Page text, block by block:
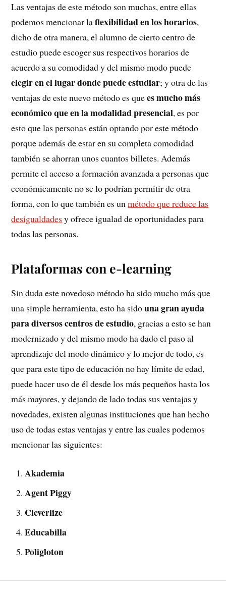
Las ventajas de este método son muchas, entre ellas
podemos mencionar laflexibilidad en los horarios,
dicho de otra manera, el alumno de cierto centro de
estudio puede escoger sus respectivos horarios de
acuerdo a su comodidad y del mismo modo puede
elegir en el lugar donde puede estudiar; y otra de las
ventajas de este nuevo método es quees mucho más
económico que en la modalidad presencial, es por
esto que las personas están optando por este método
porque además de estar en su completa comodidad
también se ahorran unos cuantos billetes. Además
permite el acceso a formación avanzada a personas que
económicamente no se lo podrían permitir de otra
forma, con lo que también es unmétodo que reduce las
desigualdades y ofrece igualad de oportunidades para
todas las personas.
Plataformas con e-learning
Sin duda este novedoso método ha sido mucho más que
una simple herramienta, esto ha sidouna gran ayuda
para diversos centros de estudio, gracias a esto se han
modernizado y del mismo modo ha dado el paso al
aprendizaje del modo dinámico y lo mejor de todo, es
que para este tipo de educación no hay límite de edad,
puede hacer uso de él desde los más pequeños hasta los
más mayores, y dejando de lado todas sus ventajas y
novedades, existen algunas instituciones que han hecho
uso de todas estas ventajas y entre las cuales podemos
mencionar las siguientes:
Akademia
Agent Piggy
Cleverlize
Educabilla
Poligloton